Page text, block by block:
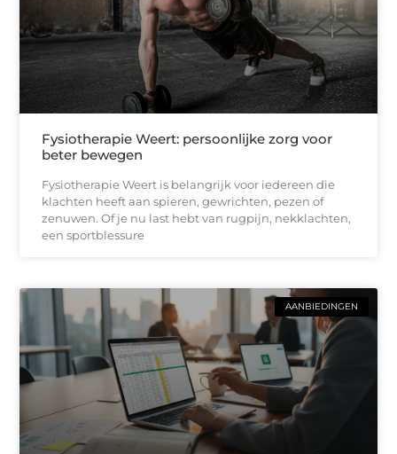
Fysiotherapie Weert: persoonlijke zorg voor
beter bewegen
Fysiotherapie Weert is belangrijk voor iedereen die
klachten heeft aan spieren, gewrichten, pezen of
zenuwen. Of je nu last hebt van rugpijn, nekklachten,
een sportblessure
AANBIEDINGEN